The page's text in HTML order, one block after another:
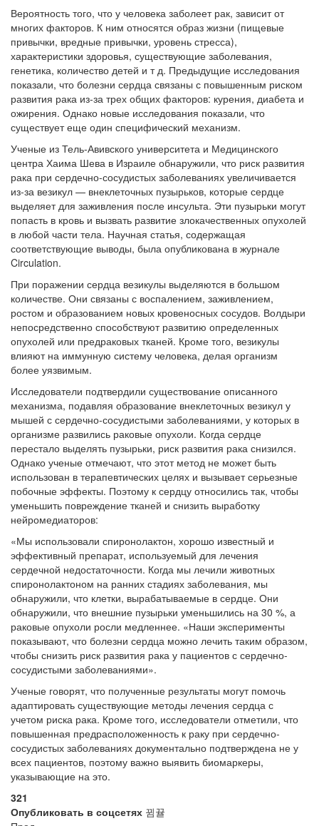
Вероятность того, что у человека заболеет рак, зависит от
многих факторов. К ним относятся образ жизни (пищевые
привычки, вредные привычки, уровень стресса),
характеристики здоровья, существующие заболевания,
генетика, количество детей и т д. Предыдущие исследования
показали, что болезни сердца связаны с повышенным риском
развития рака из-за трех общих факторов: курения, диабета и
ожирения. Однако новые исследования показали, что
существует еще один специфический механизм.
Ученые из Тель-Авивского университета и Медицинского
центра Хаима Шева в Израиле обнаружили, что риск развития
рака при сердечно-сосудистых заболеваниях увеличивается
из-за везикул — внеклеточных пузырьков, которые сердце
выделяет для заживления после инсульта. Эти пузырьки могут
попасть в кровь и вызвать развитие злокачественных опухолей
в любой части тела. Научная статья, содержащая
соответствующие выводы, была опубликована в журнале
Circulation.
При поражении сердца везикулы выделяются в большом
количестве. Они связаны с воспалением, заживлением,
ростом и образованием новых кровеносных сосудов. Волдыри
непосредственно способствуют развитию определенных
опухолей или предраковых тканей. Кроме того, везикулы
влияют на иммунную систему человека, делая организм
более уязвимым.
Исследователи подтвердили существование описанного
механизма, подавляя образование внеклеточных везикул у
мышей с сердечно-сосудистыми заболеваниями, у которых в
организме развились раковые опухоли. Когда сердце
перестало выделять пузырьки, риск развития рака снизился.
Однако ученые отмечают, что этот метод не может быть
использован в терапевтических целях и вызывает серьезные
побочные эффекты. Поэтому к сердцу относились так, чтобы
уменьшить повреждение тканей и снизить выработку
нейромедиаторов:
«Мы использовали спиронолактон, хорошо известный и
эффективный препарат, используемый для лечения
сердечной недостаточности. Когда мы лечили животных
спиронолактоном на ранних стадиях заболевания, мы
обнаружили, что клетки, вырабатываемые в сердце. Они
обнаружили, что внешние пузырьки уменьшились на 30 %, а
раковые опухоли росли медленнее. «Наши эксперименты
показывают, что болезни сердца можно лечить таким образом,
чтобы снизить риск развития рака у пациентов с сердечно-
сосудистыми заболеваниями».
Ученые говорят, что полученные результаты могут помочь
адаптировать существующие методы лечения сердца с
учетом риска рака. Кроме того, исследователи отметили, что
повышенная предрасположенность к раку при сердечно-
сосудистых заболеваниях документально подтверждена не у
всех пациентов, поэтому важно выявить биомаркеры,
указывающие на это.
321
Опубликовать в соцсетях